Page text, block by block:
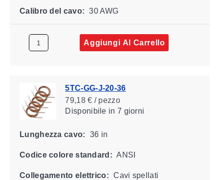
Calibro del cavo: 30 AWG
Aggiungi Al Carrello
5TC-GG-J-20-36
79,18 € / pezzo
Disponibile in 7 giorni
Lunghezza cavo: 36 in
Codice colore standard: ANSI
Collegamento elettrico: Cavi spellati